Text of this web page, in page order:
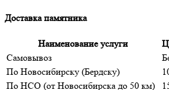
Доставка памятника
Наименование услуги
Самовывоз
По Новосибирску (Бердску)
По НСО (от Новосибирска до 50 км)